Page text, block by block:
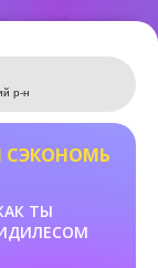
Leaflet
р-н
СЭКОНОМЬ
ТЫ